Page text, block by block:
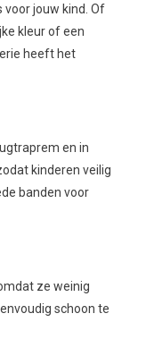
voor jouw kind. Of
kleur of een
heeft het
en in
kinderen veilig
banden voor
ze weinig
schoon te